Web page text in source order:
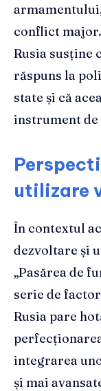
conflict
Rusia susține
răspuns la
state și că
instrument de
utilizare
În contextul
dezvoltare și
„Pasărea de
serie de
Rusia pare
integrarea
și mai